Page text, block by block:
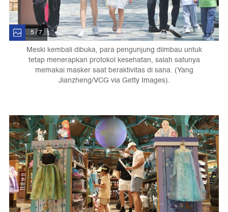
5 / 7
Meski kembali dibuka, para pengunjung diimbau untuk
tetap menerapkan protokol kesehatan, salah satunya
memakai masker saat beraktivitas di sana. (Yang
Jianzheng/VCG via Getty Images).